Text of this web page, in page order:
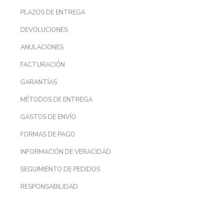
PLAZOS DE ENTREGA
DEVOLUCIONES
ANULACIONES
FACTURACIÓN
GARANTÍAS
MÉTODOS DE ENTREGA
GASTOS DE ENVÍO
FORMAS DE PAGO
INFORMACIÓN DE VERACIDAD
SEGUIMIENTO DE PEDIDOS
RESPONSABILIDAD